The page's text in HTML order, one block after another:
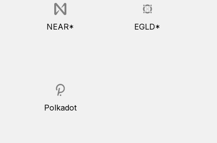
NEAR* EGLD*
Polkadot